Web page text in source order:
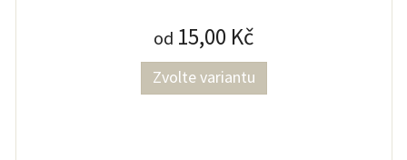
od 15,00 Kč
Zvolte variantu